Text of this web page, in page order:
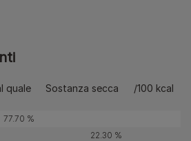
quale Sostanza secca /100 kcal
77.70 %
22.30 %